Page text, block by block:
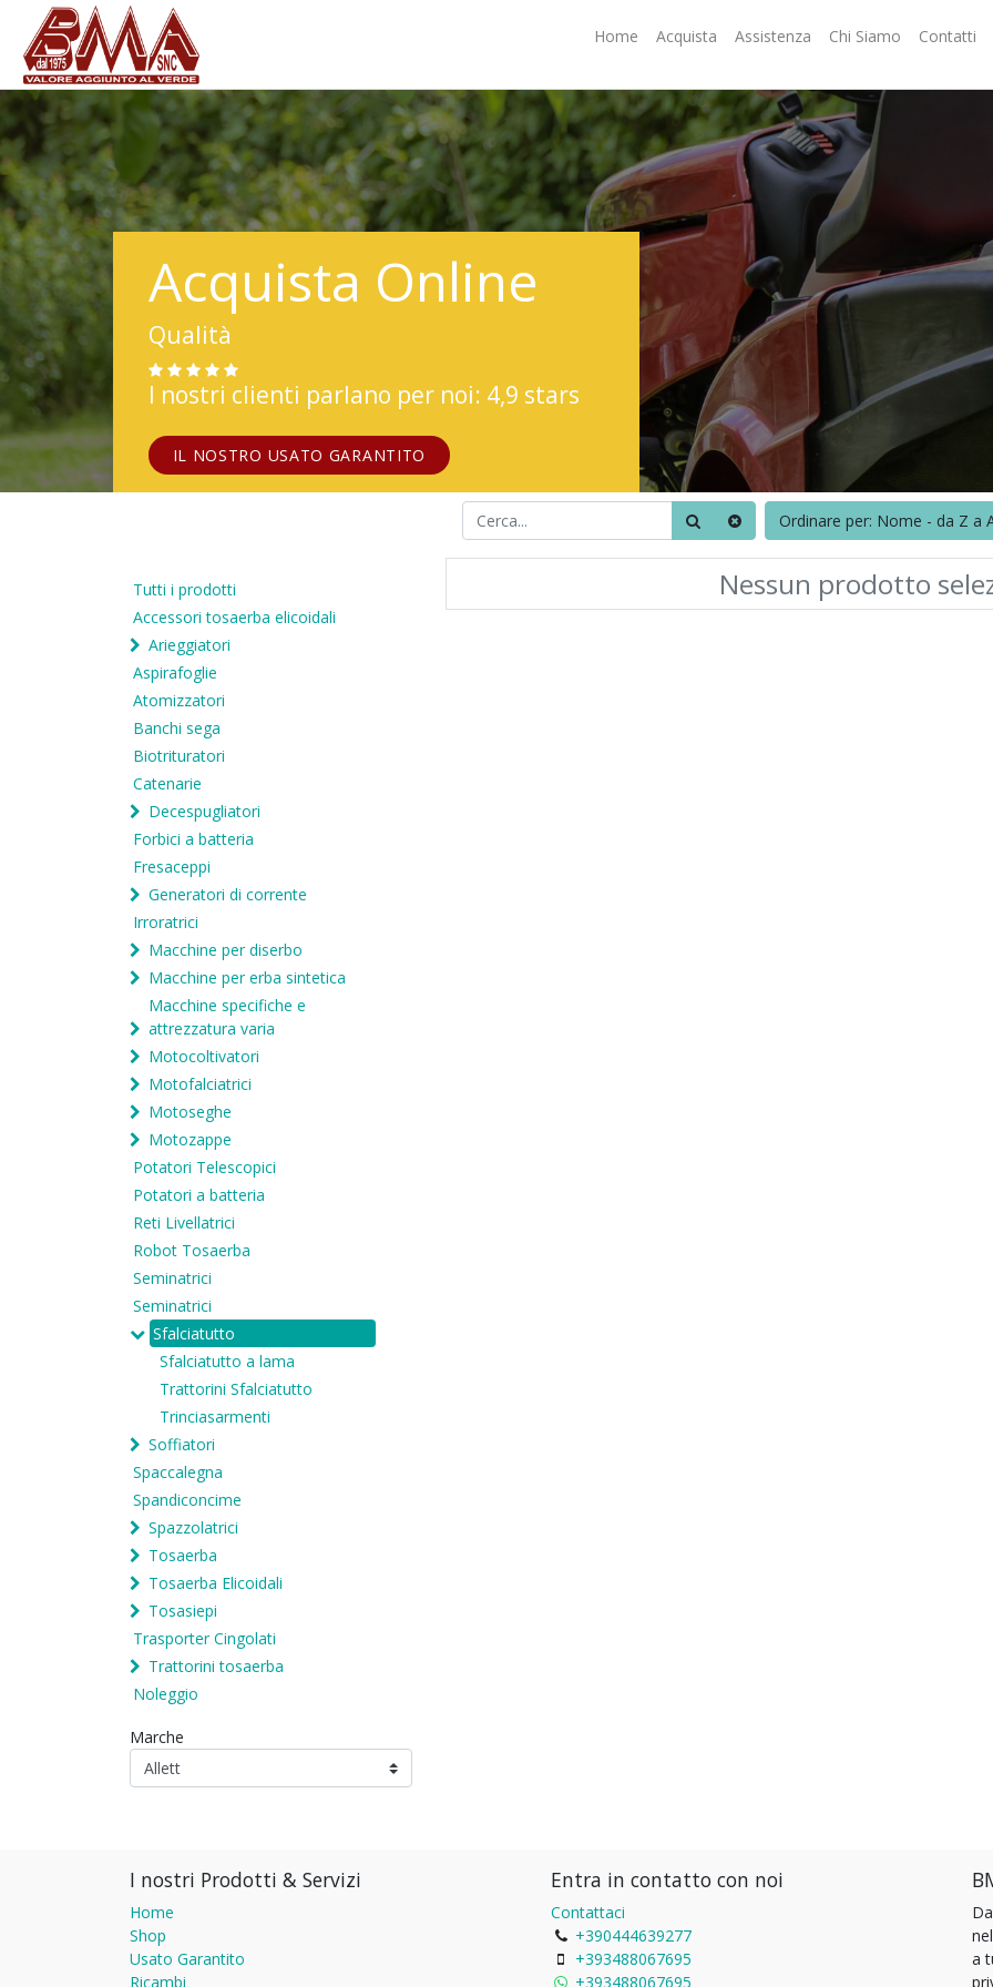
Home Acquista Assistenza Chi Siamo Contatti
Acquista Online
Qualità
I nostri clienti parlano per noi: 4,9 stars
IL NOSTRO USATO GARANTITO
Ordinare per: Nome - da Z a
Tutti i prodotti
Accessori tosaerba elicoidali
Arieggiatori
Aspirafoglie
Atomizzatori
Banchi sega
Biotrituratori
Catenarie
Decespugliatori
Forbici a batteria
Fresaceppi
Generatori di corrente
Irroratrici
Macchine per diserbo
Macchine per erba sintetica
Macchine specifiche e
attrezzatura varia
Motocoltivatori
Motofalciatrici
Motoseghe
Motozappe
Potatori Telescopici
Potatori a batteria
Reti Livellatrici
Robot Tosaerba
Seminatrici
Seminatrici
Sfalciatutto
Sfalciatutto a lama
Trattorini Sfalciatutto
Trinciasarmenti
Soffiatori
Spaccalegna
Spandiconcime
Spazzolatrici
Tosaerba
Tosaerba Elicoidali
Tosasiepi
Trasporter Cingolati
Trattorini tosaerba
Noleggio
Marche
Nessun prodotto
I nostri Prodotti & Servizi
Home
Shop
Usato Garantito
Ricambi
Entra in contatto con noi
Contattaci
+390444639277
+393488067695
+393488067695
a